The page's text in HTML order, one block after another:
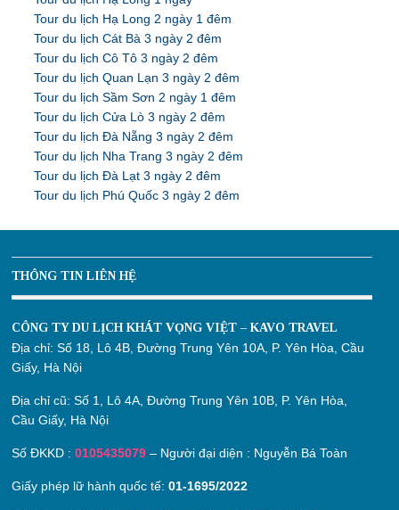
Tour du lịch Hạ Long 2 ngày 1 đêm
Tour du lịch Cát Bà 3 ngày 2 đêm
Tour du lịch Cô Tô 3 ngày 2 đêm
Tour du lịch Quan Lạn 3 ngày 2 đêm
Tour du lịch Sầm Sơn 2 ngày 1 đêm
Tour du lịch Cửa Lò 3 ngày 2 đêm
Tour du lịch Đà Nẵng 3 ngày 2 đêm
Tour du lịch Nha Trang 3 ngày 2 đêm
Tour du lịch Đà Lạt 3 ngày 2 đêm
Tour du lịch Phú Quốc 3 ngày 2 đêm
THÔNG TIN LIÊN HỆ
CÔNG TY DU LỊCH KHÁT VỌNG VIỆT – KAVO TRAVEL
Địa chỉ:Số 18, Lô 4B, Đường Trung Yên 10A, P. Yên Hòa, Cầu
Giấy, Hà Nội
Địa chỉ cũ:Số 1, Lô 4A, Đường Trung Yên 10B, P. Yên Hòa,
Cầu Giấy, Hà Nội
Số ĐKKD :0105435079 – Người đại diện : Nguyễn Bá Toàn
Giấy phép lữ hành quốc tế:01-1695/2022